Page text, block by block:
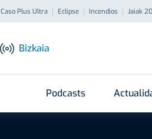
Caso Plus Ultra Eclipse Incendios Jaiak
Bizkaia
Podcasts